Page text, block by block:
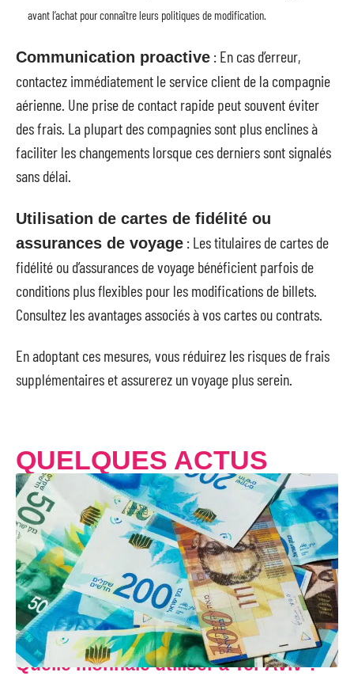
avant l’achat pour connaître leurs politiques de modification.
Communication proactive : En cas d’erreur,
contactez immédiatement le service client de la compagnie
aérienne. Une prise de contact rapide peut souvent éviter
des frais. La plupart des compagnies sont plus enclines à
faciliter les changements lorsque ces derniers sont signalés
sans délai.
Utilisation de cartes de fidélité ou
assurances de voyage : Les titulaires de cartes de
fidélité ou d’assurances de voyage bénéficient parfois de
conditions plus flexibles pour les modifications de billets.
Consultez les avantages associés à vos cartes ou contrats.
En adoptant ces mesures, vous réduirez les risques de frais
supplémentaires et assurerez un voyage plus serein.
QUELQUES ACTUS
Quelle monnaie utiliser à Tel-Aviv ?